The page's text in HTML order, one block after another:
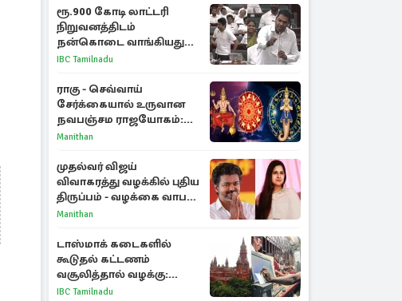
ரூ.900 கோடி லாட்டரி
நிறுவனத்திடம்
நன்கொடை வாங்கியது
ஏன்? உதயநிதி - ஆதவ்
IBC Tamilnadu
ராகு - செவ்வாய்
சேர்க்கையால் உருவான
நவபஞ்சம ராஜயோகம்:
அதிர்ஷ்டம் பெறும் 3
Manithan
முதல்வர் விஜய்
விவாகரத்து வழக்கில் புதிய
திருப்பம் - வழக்கை வாபஸ்
பெற்ற சங்கீதா!
Manithan
டாஸ்மாக் கடைகளில்
கூடுதல் கட்டணம்
வசூலித்தால் வழக்கு:
சென்னை உயர்நீதிமன்றம்
IBC Tamilnadu